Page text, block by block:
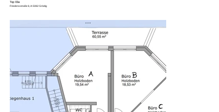
Top 03a
Friedensstraße 8, A-5082 Grödig